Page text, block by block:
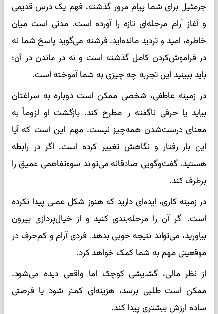
جرمئیل برای شما پیام مرور گذشته، فهم یک درس قدیمی
و آغاز آرام مرحله‌ای تازه را آورده است. مدتی است میان
خاطره، امید و تردید مانده‌اید. فرشته می‌گوید پاسخ شما نه
در فراموش‌کردن کامل گذشته است و نه در ماندن در آن؛
باید ببینید این تجربه چه چیزی به شما آموخته است.
در زمینه عاطفی، شخصی ممکن است دوباره به سراغتان
بیاید یا حرفی ناگفته را مطرح کند. بازگشت او لزوماً به
معنای درست‌شدن همه‌چیز نیست. مهم این است که آیا
این بار رفتار و نگاهش تغییر کرده است. اگر در رابطه
هستید، گفت‌وگویی صادقانه می‌تواند سوءتفاهمی عمیق را
برطرف کند.
در زمینه کاری، ایده‌ای دارید که هنوز شکل عملی پیدا نکرده
است. اگر آن را مرحله‌بندی کنید و از خیال‌پردازی بیرون
بیاورید، می‌تواند نتیجه خوبی بدهد. فردی آرام و کم‌حرف در
موقعیتی مهم به شما کمک خواهد کرد.
از نظر مالی، گشایشی کوچک اما واقعی دیده می‌شود.
ممکن است طلبی برسد، هزینه‌ای کمتر شود یا فرصتی
ساده ارزش بیشتری پیدا کند.